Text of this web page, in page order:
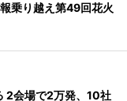
乗り越え第49回花火
2会場で2万発、10社